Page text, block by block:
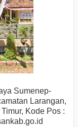
Sumenep-
Larangan,
Kode Pos :